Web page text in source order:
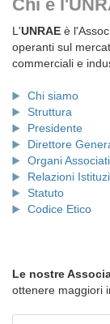
Chi è
L'UNRAE è
operanti sul
commerciali e
Chi siamo
Struttura
Presidente
Direttore
Organi
Relazioni
Statuto
Codice Etico
Le nostre
ottenere maggiori